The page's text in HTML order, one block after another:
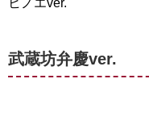
ヒノエver.
武蔵坊弁慶ver.